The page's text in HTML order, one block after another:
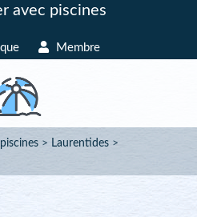
avec piscines
Membre
Laurentides